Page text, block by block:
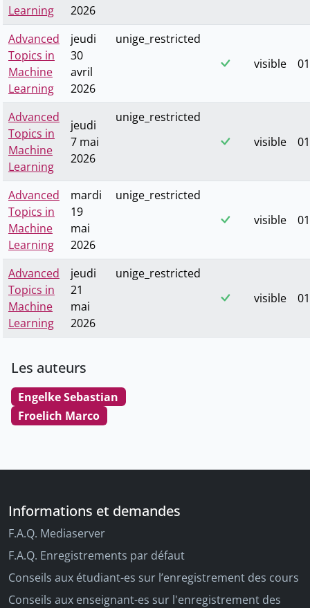
Learning
2026
Advanced
Topics in
Machine
Learning
jeudi
30
avril
2026
unige_restricted
visible
Advanced
Topics in
Machine
Learning
jeudi
7 mai
2026
unige_restricted
visible
Advanced
Topics in
Machine
Learning
mardi
19
mai
2026
unige_restricted
visible
Advanced
Topics in
Machine
Learning
jeudi
21
mai
2026
unige_restricted
visible
Les auteurs
Engelke Sebastian
Froelich Marco
Informations et demandes
F.A.Q. Mediaserver
F.A.Q. Enregistrements par défaut
Conseils aux étudiant-es sur l’enregistrement des cours
Conseils aux enseignant-es sur l'enregistrement des